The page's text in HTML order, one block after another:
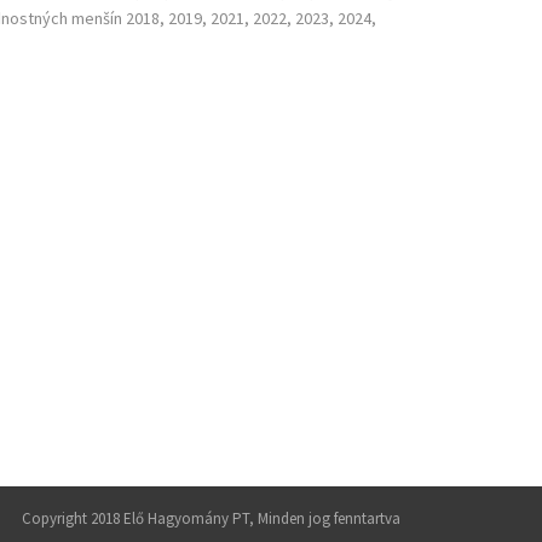
menšín 2018, 2019, 2021, 2022, 2023, 2024,
Copyright 2018 Elő Hagyomány PT, Minden jog fenntartva